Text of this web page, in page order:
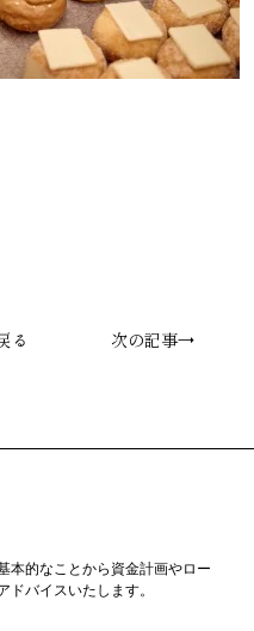
る 次の記事→
本的なことから資金計画やロー
ドバイスいたします。